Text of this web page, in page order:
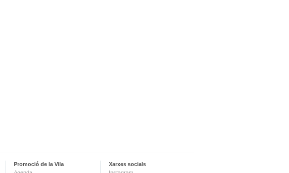
Promoció de la Vila
Xarxes socials